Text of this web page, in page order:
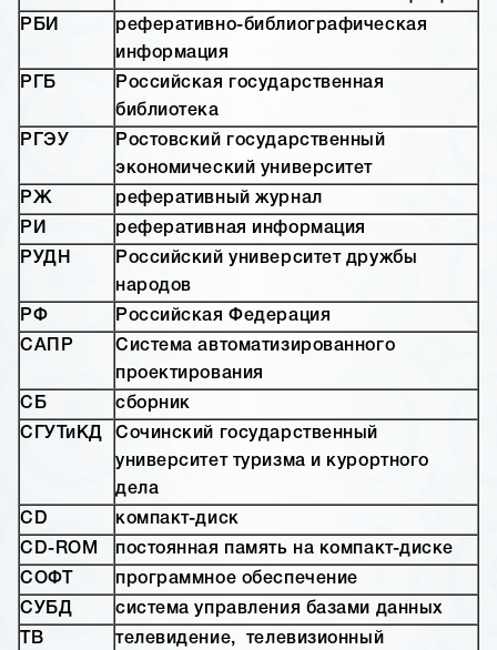
РБИ
реферативно-библиографическая
информация
РГБ
Российская государственная
библиотека
РГЭУ
Ростовский государственный
экономический университет
РЖ
реферативный журнал
РИ
реферативная информация
РУДН
Российский университет дружбы
народов
РФ
Российская Федерация
САПР
Система автоматизированного
проектирования
СБ
сборник
СГУТиКД
Сочинский государственный
университет туризма и курортного
дела
CD
компакт-диск
CD-ROM
постоянная память на компакт-диске
СОФТ
программное обеспечение
СУБД
система управления базами данных
ТВ
телевидение, телевизионный